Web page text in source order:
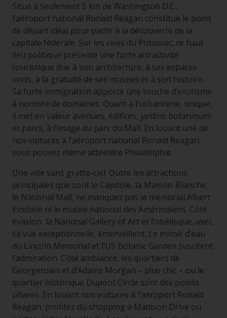
Situé à seulement 5 km de Washington D.C.,
l’aéroport national Ronald Reagan constitue le point
de départ idéal pour partir à la découverte de la
capitale fédérale. Sur les rives du Potomac, ce haut
lieu politique présente une forte attractivité
touristique due à son architecture, à ses espaces
verts, à la gratuité de ses musées et à son histoire.
Sa forte immigration apporte une touche d’exotisme
à nombre de domaines. Quant à l’urbanisme, unique,
il met en valeur avenues, édifices, jardins botaniques
et parcs, à l’image du parc du Mall. En louant une de
nos voitures à l’aéroport national Ronald Reagan,
vous pouvez même atteindre Philadelphie.
Une ville sans gratte-ciel. Outre les attractions
principales que sont le Capitole, la Maison-Blanche,
le National Mall, ne manquez pas le mémorial Albert
Einstein ni le musée national des Amérindiens. Côté
évasion, la National Gallery of Art et l’obélisque, avec
sa vue exceptionnelle, émerveillent. Le miroir d’eau
du Lincoln Memorial et l’US Botanic Garden suscitent
l’admiration. Côté ambiance, les quartiers de
Georgetown et d’Adams Morgan – plus chic – ou le
quartier historique Dupont Circle sont des points
phares. En louant nos voitures à l’aéroport Ronald
Reagan, profitez du shopping à Madison Drive ou